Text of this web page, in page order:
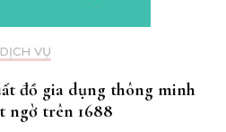
DỊCH VỤ
đồ gia dụng thông minh
ngờ trên 1688